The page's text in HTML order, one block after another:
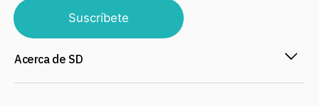
Suscríbete
Acerca de SD